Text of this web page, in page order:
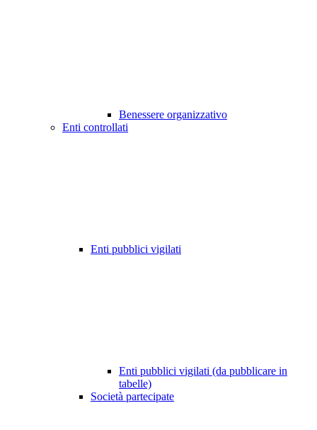
Benessere organizzativo
Enti controllati
Enti pubblici vigilati
Enti pubblici vigilati (da pubblicare in
tabelle)
Società partecipate